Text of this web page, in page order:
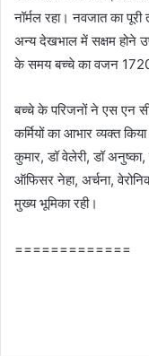
नॉर्मल रहा। नवजात का पूरी
अन्य देखभाल में सक्षम होने
के समय बच्चे का वजन 1720
बच्चे के परिजनों ने एस एन
कर्मियों का आभार व्यक्त
कुमार, डॉ वेलेरी, डॉ अनुष्का,
ऑफिसर नेहा, अर्चना,
मुख्य भूमिका रही।
=============